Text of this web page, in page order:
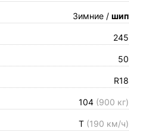
Зимние / шип
245
50
R18
104 (900 кг)
T (190 км/ч)